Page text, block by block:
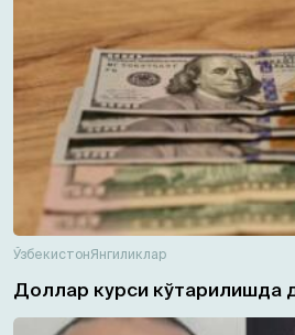
ЎзбекистонЯнгиликлар
Доллар курси кўтарилишда